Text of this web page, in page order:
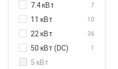
EU NRGkick 1
EU Phoenix
Contact
1
EU
Schneider
Electric
2
Teltonika
7.4 кВт 7
11 кВт 10
22 кВт 36
50 кВт (DC) 1
5 кВт